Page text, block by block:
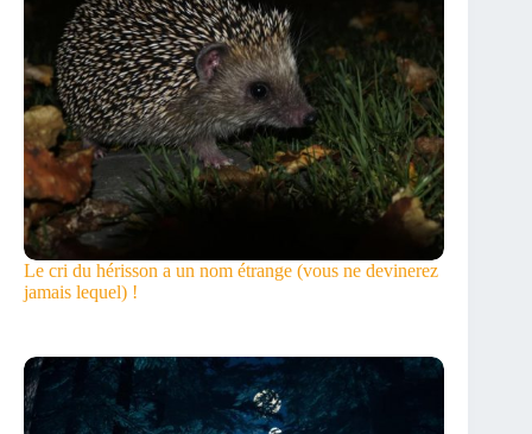
Le cri du hérisson a un nom étrange (vous ne devinerez
jamais lequel) !